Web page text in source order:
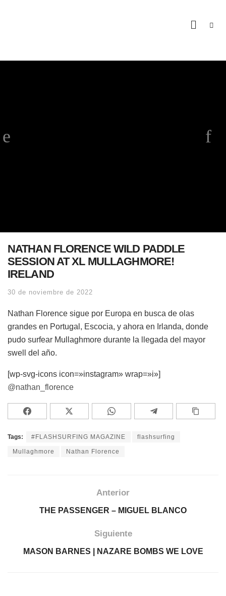
NATHAN FLORENCE WILD PADDLE
SESSION AT XL MULLAGHMORE!
IRELAND
30 de noviembre de 2022
Nathan Florence sigue por Europa en busca de olas
grandes en Portugal, Escocia, y ahora en Irlanda, donde
pudo surfear Mullaghmore durante la llegada del mayor
swell del año.
[wp-svg-icons icon=»instagram» wrap=»i»]
@nathan_florence
Tags: #FLASHSURFING MAGAZINE flashsurfing
Mullaghmore Nathan Florence
Anterior
THE PASSENGER – MIGUEL BLANCO
Siguiente
MASON BARNES | NAZARE BOMBS WE LOVE